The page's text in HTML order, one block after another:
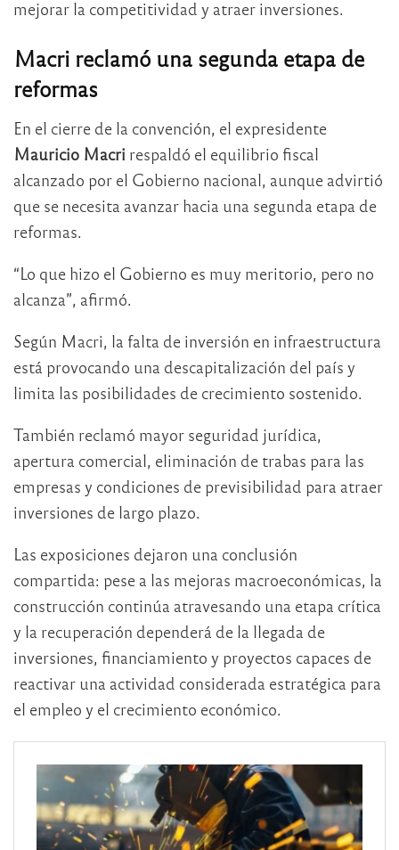
mejorar la competitividad y atraer inversiones.
Macri reclamó una segunda etapa de
reformas
En el cierre de la convención, el expresidente
Mauricio Macri respaldó el equilibrio fiscal
alcanzado por el Gobierno nacional, aunque advirtió
que se necesita avanzar hacia una segunda etapa de
reformas.
“Lo que hizo el Gobierno es muy meritorio, pero no
alcanza”, afirmó.
Según Macri, la falta de inversión en infraestructura
está provocando una descapitalización del país y
limita las posibilidades de crecimiento sostenido.
También reclamó mayor seguridad jurídica,
apertura comercial, eliminación de trabas para las
empresas y condiciones de previsibilidad para atraer
inversiones de largo plazo.
Las exposiciones dejaron una conclusión
compartida: pese a las mejoras macroeconómicas, la
construcción continúa atravesando una etapa crítica
y la recuperación dependerá de la llegada de
inversiones, financiamiento y proyectos capaces de
reactivar una actividad considerada estratégica para
el empleo y el crecimiento económico.